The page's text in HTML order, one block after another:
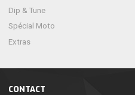
CONTACT
Dip & Tune
Spécial Moto
Extras